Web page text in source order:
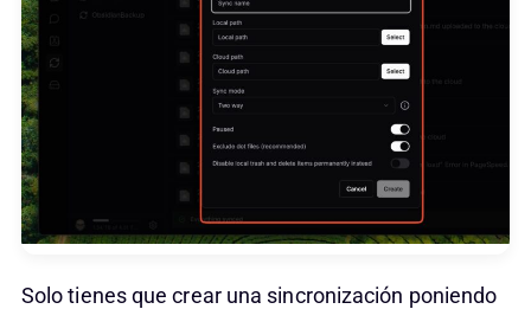
Solo tienes que crear una sincronización poniendo